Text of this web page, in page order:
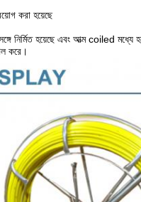
করা হয়েছে
নির্মিত হয়েছে এবং আত্ম coiled মধ্যে
করে।